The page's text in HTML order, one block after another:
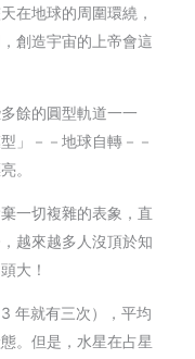
在地球的周圍環繞，
創造宇宙的上帝會這
餘的圓型軌道一一
」－－地球自轉－－
。
一切複雜的表象，直
越來越多人沒頂於知
大！
年就有三次），平均
。但是，水星在占星